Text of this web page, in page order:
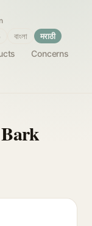
Concerns
বাংলা मराठी